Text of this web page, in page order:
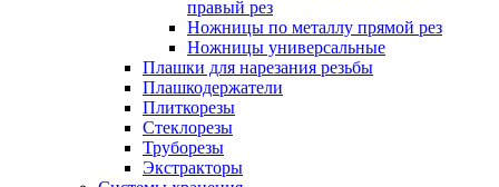
правый рез
Ножницы по металлу прямой рез
Ножницы универсальные
Плашки для нарезания резьбы
Плашкодержатели
Плиткорезы
Стеклорезы
Труборезы
Экстракторы